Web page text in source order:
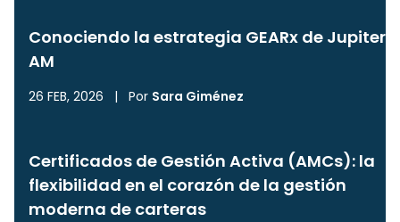
Conociendo la estrategia GEARx de Jupiter
AM
26 FEB, 2026 | Por Sara Giménez
Certificados de Gestión Activa (AMCs): la
flexibilidad en el corazón de la gestión
moderna de carteras